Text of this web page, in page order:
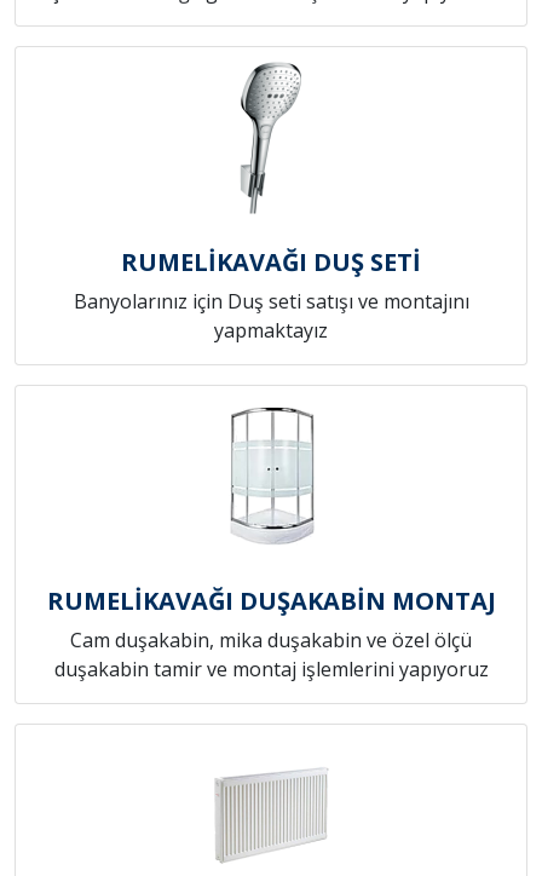
RUMELİKAVAĞI DUŞ SETİ
Banyolarınız için Duş seti satışı ve montajını
yapmaktayız
RUMELİKAVAĞI DUŞAKABİN MONTAJ
Cam duşakabin, mika duşakabin ve özel ölçü
duşakabin tamir ve montaj işlemlerini yapıyoruz